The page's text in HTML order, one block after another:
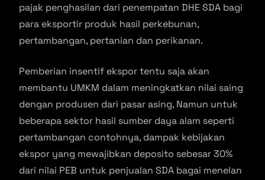
pajak penghasilan dari penempatan DHE SDA bagi
para eksportir produk hasil perkebunan,
pertambangan, pertanian dan perikanan.
Pemberian insentif ekspor tentu saja akan
membantu UMKM dalam meningkatkan nilai saing
dengan produsen dari pasar asing, Namun untuk
beberapa sektor hasil sumber daya alam seperti
pertambangan contohnya, dampak kebijakan
ekspor yang mewajibkan deposito sebesar 30%
dari nilai PEB untuk penjualan SDA bagai menelan